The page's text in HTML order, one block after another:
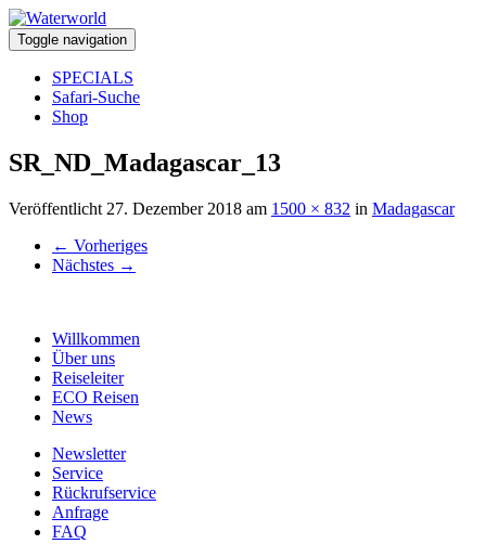
Toggle navigation
SPECIALS
Safari-Suche
Shop
SR_ND_Madagascar_13
Veröffentlicht 27. Dezember 2018 am 1500 × 832 in Madagascar
← Vorheriges
Nächstes →
Willkommen
Über uns
Reiseleiter
ECO Reisen
News
Newsletter
Service
Rückrufservice
Anfrage
FAQ